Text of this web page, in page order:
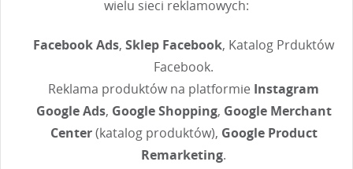
wielu sieci reklamowych:
Facebook Ads, Sklep Facebook, Katalog Prduktów
Facebook.
Reklama produktów na platformie Instagram
Google Ads, Google Shopping, Google Merchant
Center(katalog produktów), Google Product
Remarketing.